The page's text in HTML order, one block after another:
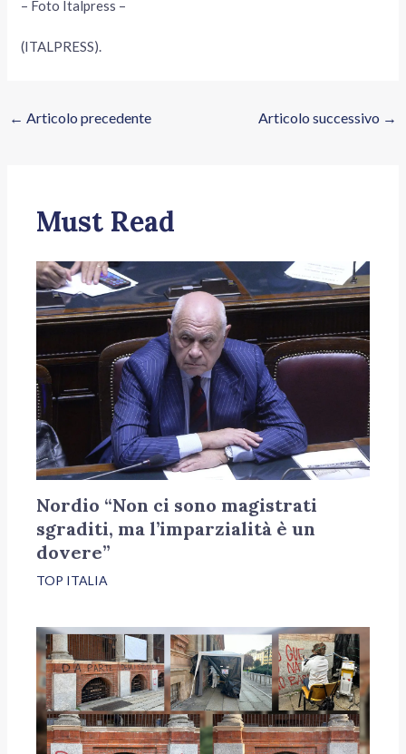
– Foto Italpress –
(ITALPRESS).
← Articolo precedente Articolo successivo →
Must Read
Nordio “Non ci sono magistrati
sgraditi, ma l’imparzialità è un
dovere”
TOP ITALIA